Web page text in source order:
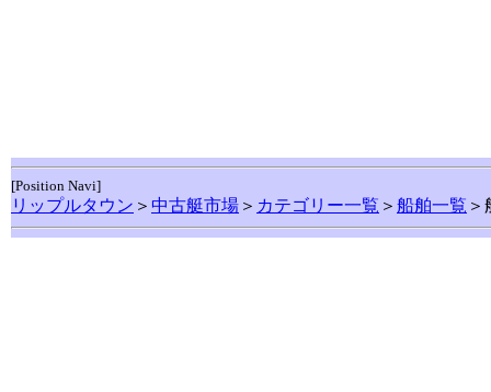
[Position Navi]
リップルタウン ＞ 中古艇市場 ＞ カテゴリー一覧 ＞ 船舶一覧 ＞